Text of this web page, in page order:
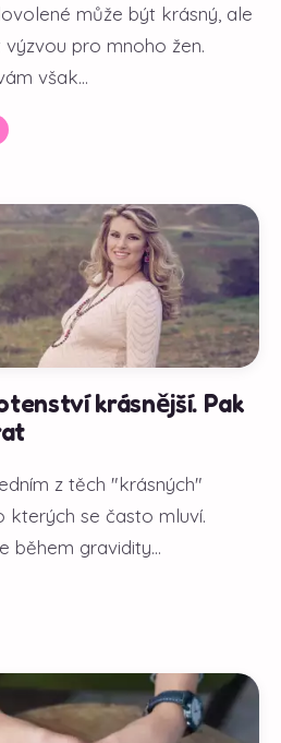
může být krásný, ale
pro mnoho žen.
však...
krásnější. Pak
z těch "krásných"
kterých se často mluví.
během gravidity...